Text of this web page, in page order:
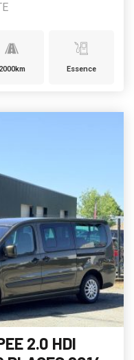
2000km Essence
2.0 HDI